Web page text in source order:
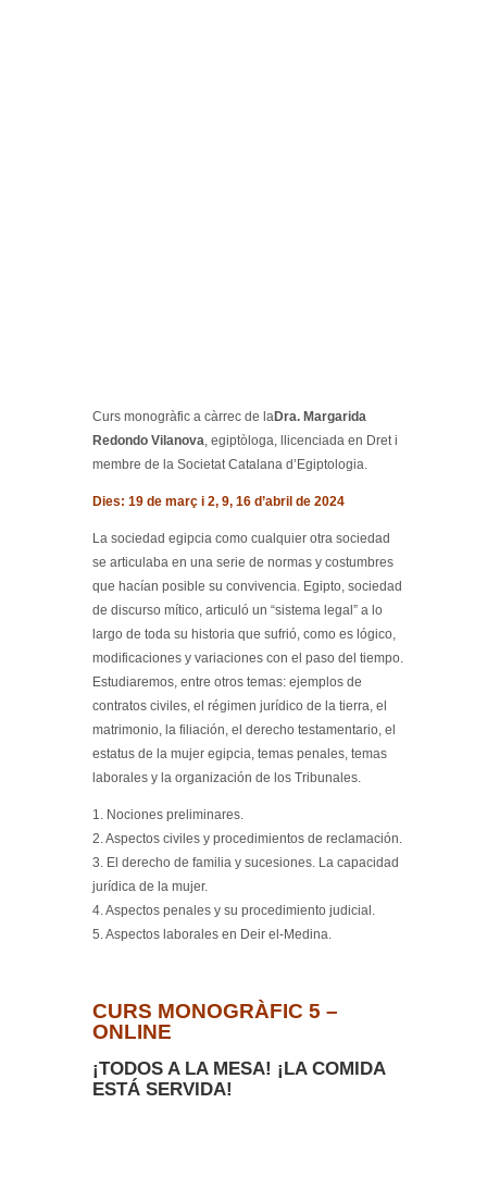
Curs monogràfic a càrrec de laDra. Margarida
Redondo Vilanova, egiptòloga, llicenciada en Dret i
membre de la Societat Catalana d’Egiptologia.
Dies: 19 de març i 2, 9, 16 d’abril de 2024
La sociedad egipcia como cualquier otra sociedad
se articulaba en una serie de normas y costumbres
que hacían posible su convivencia. Egipto, sociedad
de discurso mítico, articuló un “sistema legal” a lo
largo de toda su historia que sufrió, como es lógico,
modificaciones y variaciones con el paso del tiempo.
Estudiaremos, entre otros temas: ejemplos de
contratos civiles, el régimen jurídico de la tierra, el
matrimonio, la filiación, el derecho testamentario, el
estatus de la mujer egipcia, temas penales, temas
laborales y la organización de los Tribunales.
1. Nociones preliminares.
2. Aspectos civiles y procedimientos de reclamación.
3. El derecho de familia y sucesiones. La capacidad
jurídica de la mujer.
4. Aspectos penales y su procedimiento judicial.
5. Aspectos laborales en Deir el-Medina.
CURS MONOGRÀFIC 5 –
ONLINE
¡TODOS A LA MESA! ¡LA COMIDA
ESTÁ SERVIDA!